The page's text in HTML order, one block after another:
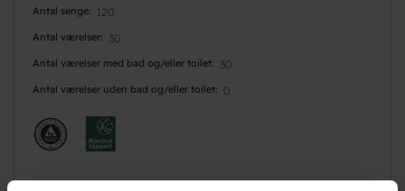
Antal senge 120
Antal værelser 30
Antal værelser med bad og/eller toilet 30
Antal værelser uden bad og/eller toilet 0